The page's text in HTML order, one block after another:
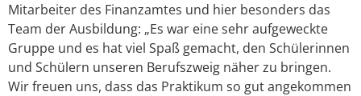
Mitarbeiter des Finanzamtes und hier besonders das
Team der Ausbildung: „Es war eine sehr aufgeweckte
Gruppe und es hat viel Spaß gemacht, den Schülerinnen
und Schülern unseren Berufszweig näher zu bringen.
Wir freuen uns, dass das Praktikum so gut angekommen